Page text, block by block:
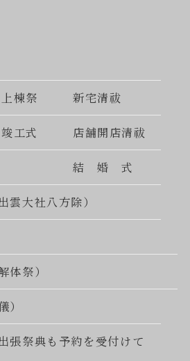
上棟祭 新宅清祓
竣工式 店舗開店清祓
結 婚 式
雲大社八方除）
体祭）
張祭典も予約を受付けて